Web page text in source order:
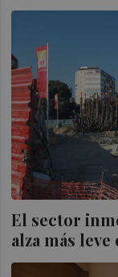
El sector
alza más